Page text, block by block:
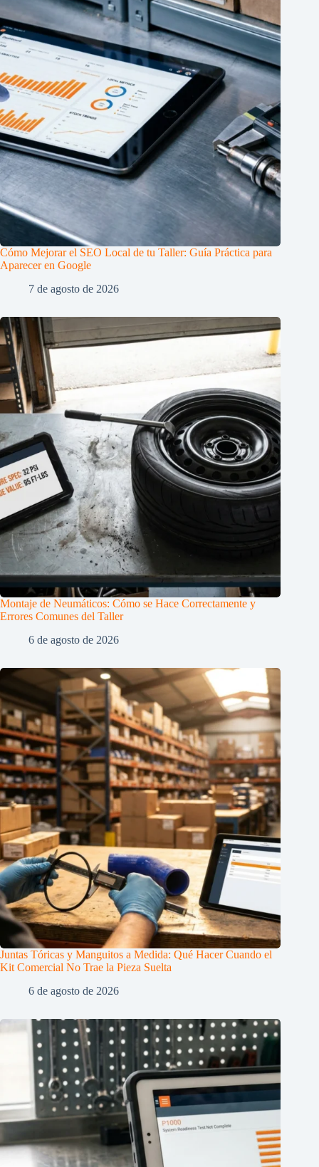
Cómo Mejorar el SEO Local de tu Taller: Guía Práctica para
Aparecer en Google
7 de agosto de 2026
Montaje de Neumáticos: Cómo se Hace Correctamente y
Errores Comunes del Taller
6 de agosto de 2026
Juntas Tóricas y Manguitos a Medida: Qué Hacer Cuando el
Kit Comercial No Trae la Pieza Suelta
6 de agosto de 2026